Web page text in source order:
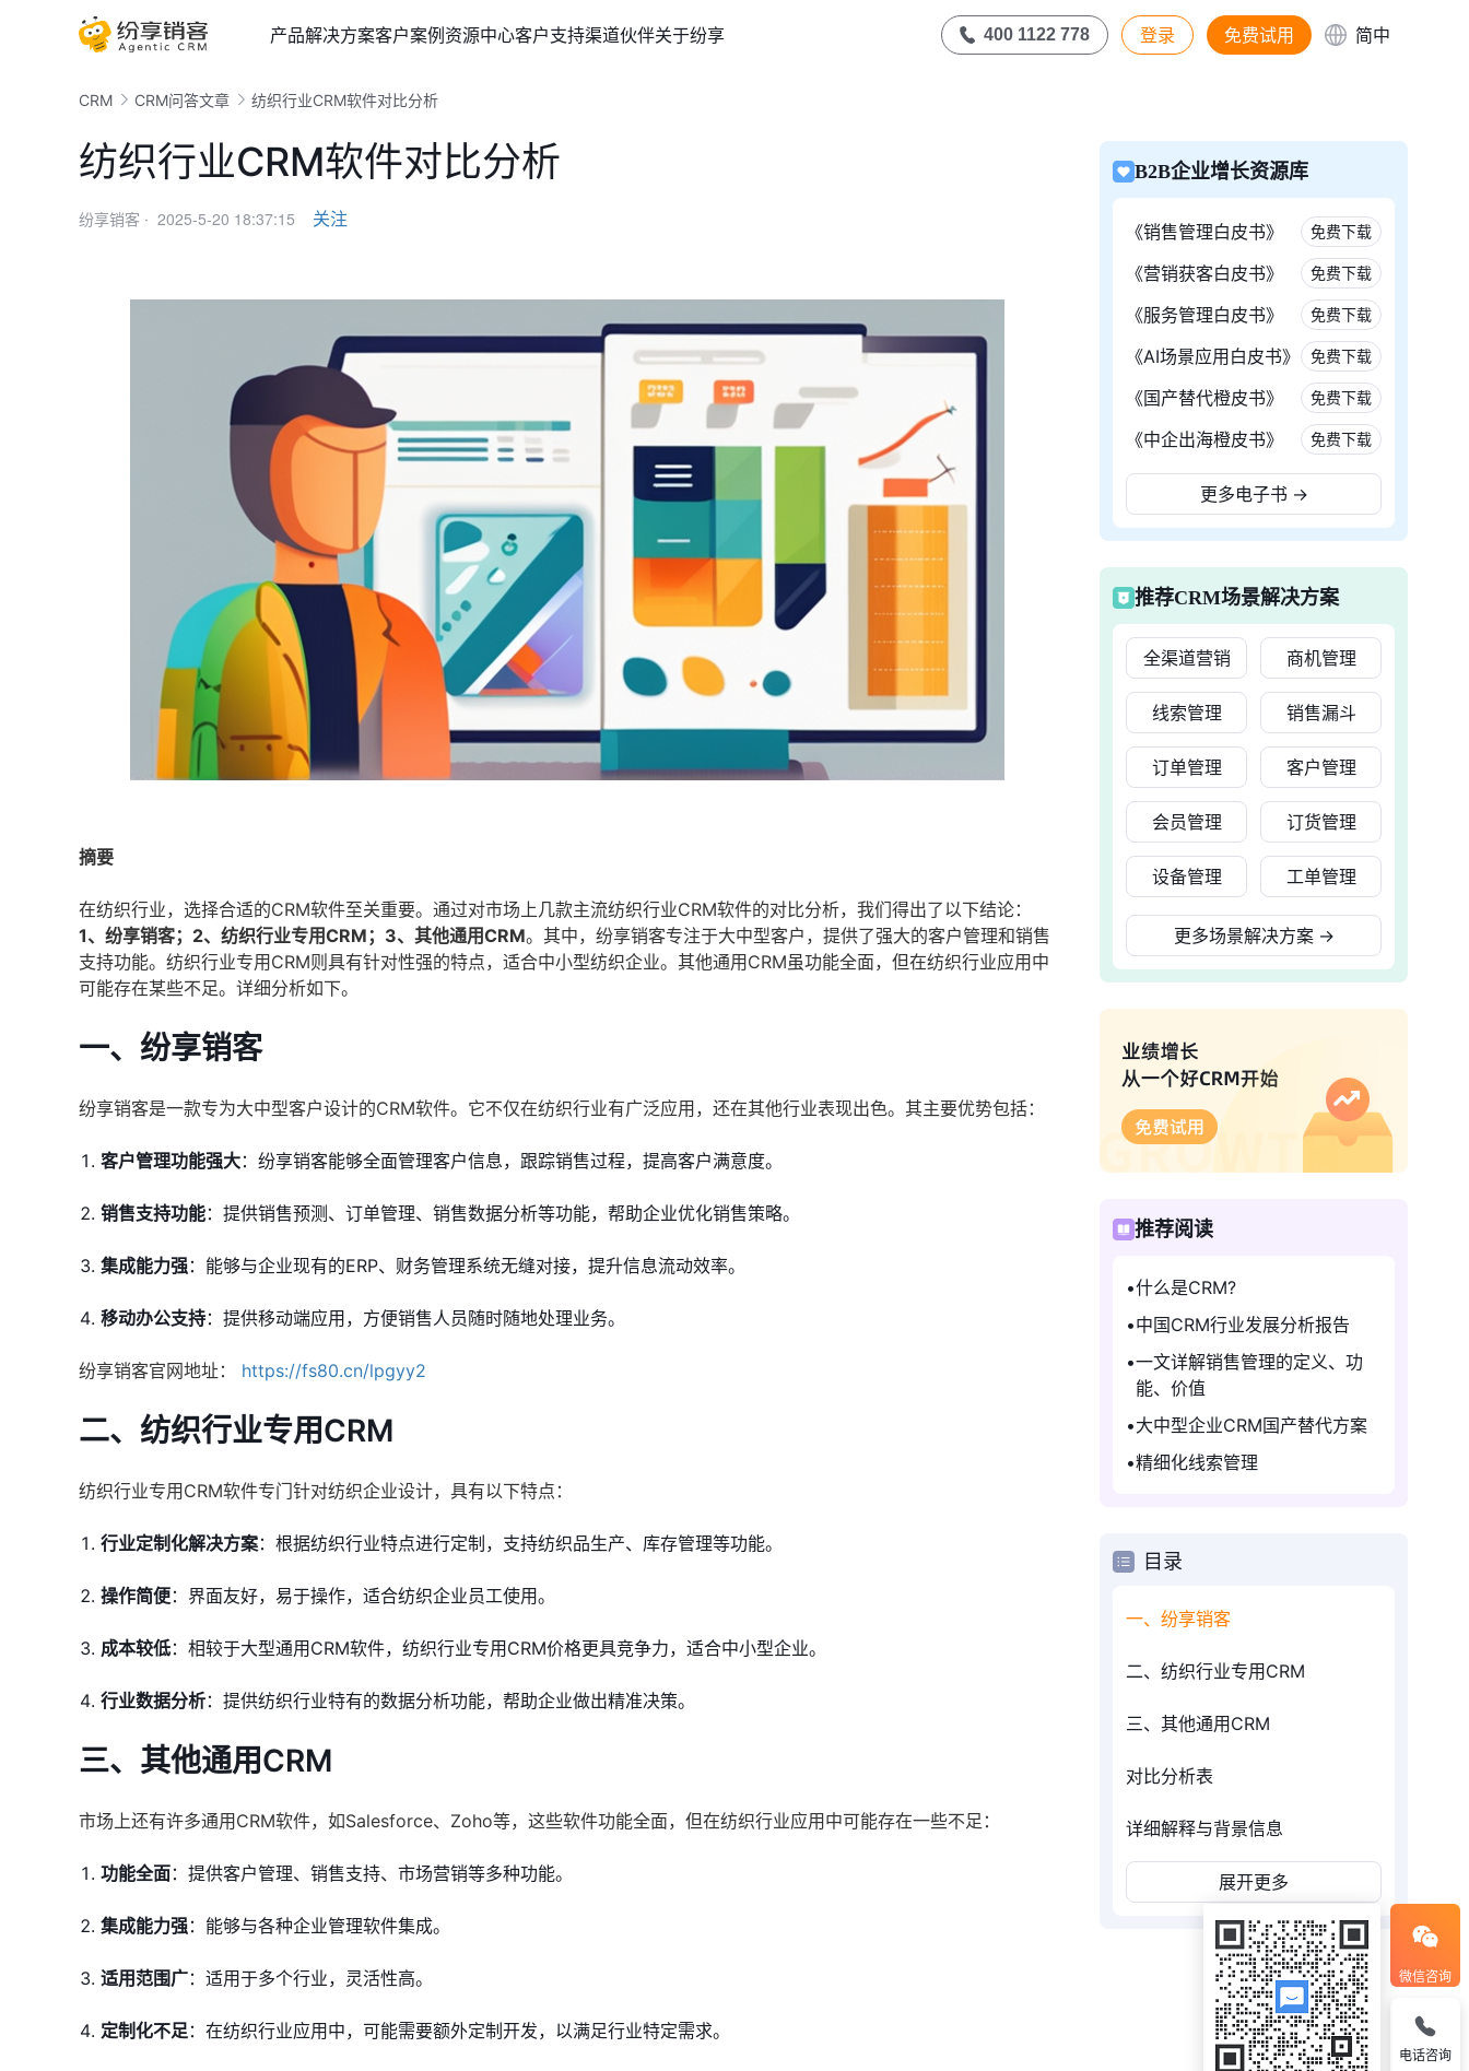
产品解决方案客户案例资源中心客户支持渠道伙伴关于纷享 400 1122 778 登录 免费试用 简中
CRM CRM问答文章 纺织行业CRM软件对比分析
纺织行业CRM软件对比分析
纷享销客 · 2025-5-20 18:37:15 关注
摘要
在纺织行业，选择合适的CRM软件至关重要。通过对市场上几款主流纺织行业CRM软件的对比分析，我们得出了以下结论：
1、纷享销客；2、纺织行业专用CRM；3、其他通用CRM。其中，纷享销客专注于大中型客户，提供了强大的客户管理和销售
支持功能。纺织行业专用CRM则具有针对性强的特点，适合中小型纺织企业。其他通用CRM虽功能全面，但在纺织行业应用中
可能存在某些不足。详细分析如下。
一、纷享销客
纷享销客是一款专为大中型客户设计的CRM软件。它不仅在纺织行业有广泛应用，还在其他行业表现出色。其主要优势包括：
客户管理功能强大：纷享销客能够全面管理客户信息，跟踪销售过程，提高客户满意度。
销售支持功能：提供销售预测、订单管理、销售数据分析等功能，帮助企业优化销售策略。
集成能力强：能够与企业现有的ERP、财务管理系统无缝对接，提升信息流动效率。
移动办公支持：提供移动端应用，方便销售人员随时随地处理业务。
纷享销客官网地址： https://fs80.cn/lpgyy2
二、纺织行业专用CRM
纺织行业专用CRM软件专门针对纺织企业设计，具有以下特点：
行业定制化解决方案：根据纺织行业特点进行定制，支持纺织品生产、库存管理等功能。
操作简便：界面友好，易于操作，适合纺织企业员工使用。
成本较低：相较于大型通用CRM软件，纺织行业专用CRM价格更具竞争力，适合中小型企业。
行业数据分析：提供纺织行业特有的数据分析功能，帮助企业做出精准决策。
三、其他通用CRM
市场上还有许多通用CRM软件，如Salesforce、Zoho等，这些软件功能全面，但在纺织行业应用中可能存在一些不足：
功能全面：提供客户管理、销售支持、市场营销等多种功能。
集成能力强：能够与各种企业管理软件集成。
适用范围广：适用于多个行业，灵活性高。
定制化不足：在纺织行业应用中，可能需要额外定制开发，以满足行业特定需求。
B2B企业增长资源库
《销售管理白皮书》 免费下载
《营销获客白皮书》 免费下载
《服务管理白皮书》 免费下载
《AI场景应用白皮书》 免费下载
《国产替代橙皮书》 免费下载
《中企出海橙皮书》 免费下载
更多电子书 →
推荐CRM场景解决方案
全渠道营销 商机管理
线索管理 销售漏斗
订单管理 客户管理
会员管理 订货管理
设备管理 工单管理
更多场景解决方案 →
推荐阅读
什么是CRM?
中国CRM行业发展分析报告
一文详解销售管理的定义、功
能、价值
大中型企业CRM国产替代方案
精细化线索管理
目录
一、纷享销客
二、纺织行业专用CRM
三、其他通用CRM
对比分析表
详细解释与背景信息
展开更多
微信咨询
电话咨询